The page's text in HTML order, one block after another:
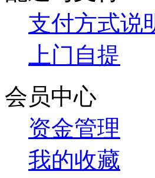
支付方式说
上门自提
会员中心
资金管理
我的收藏